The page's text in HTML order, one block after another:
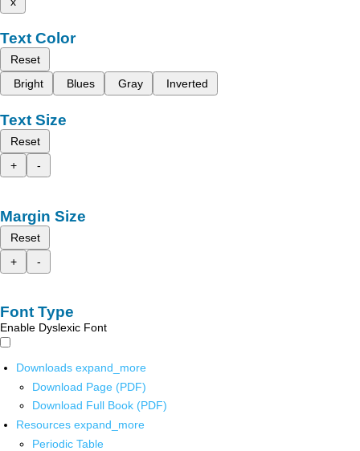
Text Color
Reset
Bright
Blues Gray Inverted
Text Size
Reset
+
-
Margin Size
Reset
+
-
Font Type
Enable Dyslexic Font
Downloads expand_more
Download Page (PDF)
Download Full Book (PDF)
Resources expand_more
Periodic Table